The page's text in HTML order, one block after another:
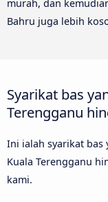
murah, dan
Bahru juga lebih
Syarikat bas
Terengganu
Ini ialah syarikat bas
Kuala Terengganu
kami.